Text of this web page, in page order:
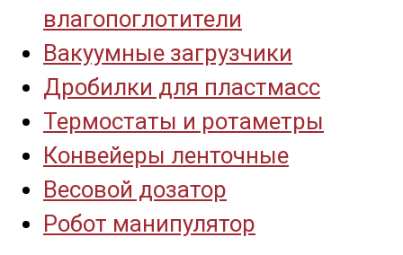
влагопоглотители
Вакуумные загрузчики
Дробилки для пластмасс
Термостаты и ротаметры
Конвейеры ленточные
Весовой дозатор
Робот манипулятор